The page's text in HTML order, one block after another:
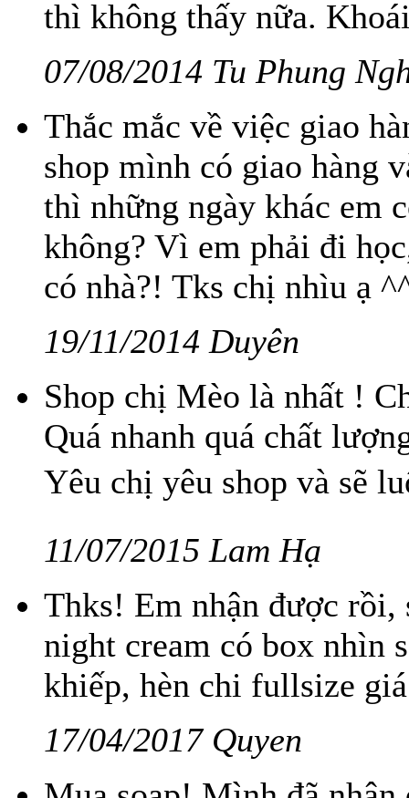
thì không thấy nữa.
07/08/2014 Tu Phung
Thắc mắc về việc giao
shop mình có giao hàng
thì những ngày khác em
không? Vì em phải đi
có nhà?! Tks chị nhìu ạ
19/11/2014 Duyên
Shop chị Mèo là nhất !
Quá nhanh quá chất
Yêu chị yêu shop và sẽ
11/07/2015 Lam Hạ
Thks! Em nhận được
night cream có box nhìn
khiếp, hèn chi fullsize
17/04/2017 Quyen